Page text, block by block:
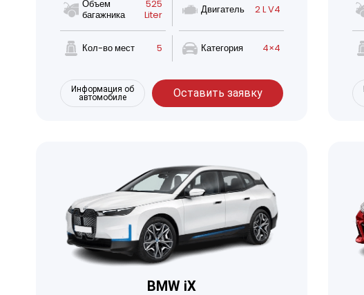
Объем
багажника
525
Liter
Двигатель 2 L V4
Кол-во мест 5 Категория 4×4
Информация об
автомобиле
Оставить заявку
BMW iX